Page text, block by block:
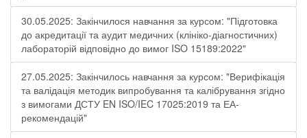
30.05.2025: Закінчилося навчання за курсом: "Підготовка
до акредитації та аудит медичних (клініко-діагностичних)
лабораторій відповідно до вимог ISO 15189:2022"
27.05.2025: Закінчилось навчання за курсом: "Верифікація
та валідація методик випробування та калібрування згідно
з вимогами ДСТУ EN ISO/IEC 17025:2019 та ЕА-
рекомендацій"